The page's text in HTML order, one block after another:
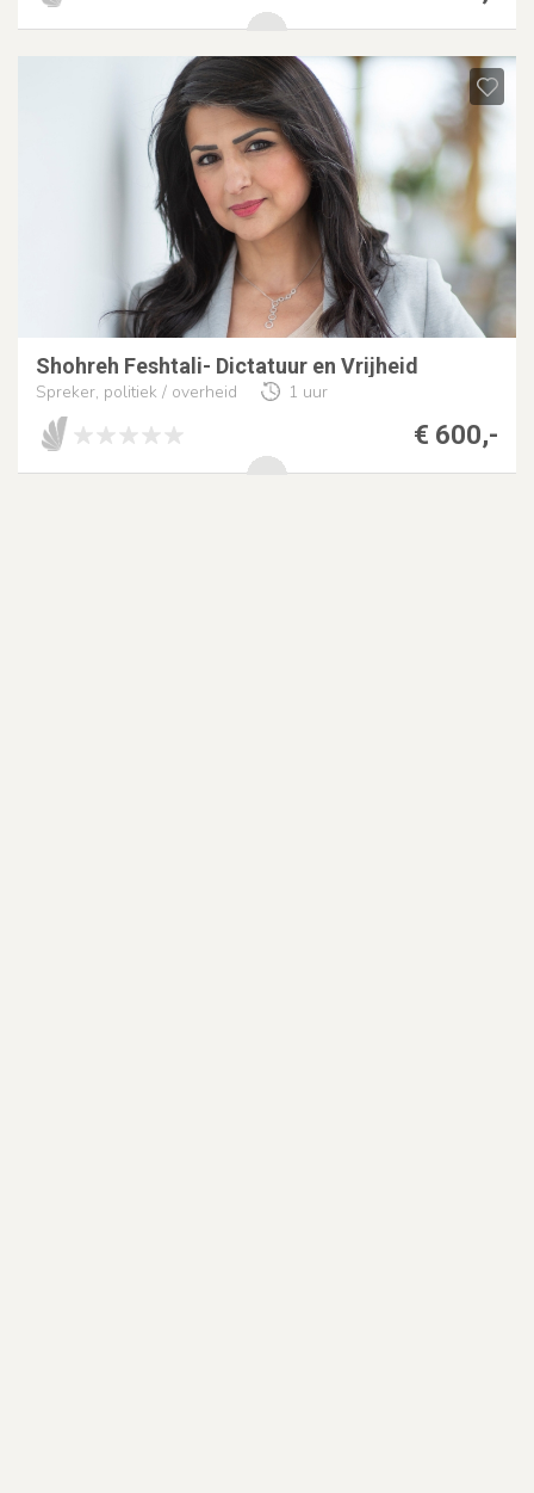
Shohreh Feshtali- Dictatuur en Vrijheid
Spreker, politiek / overheid 1 uur
€ 600,-